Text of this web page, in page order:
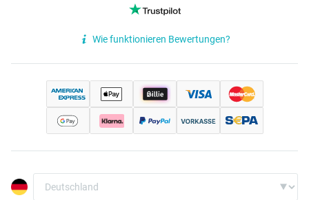
Wie funktionieren Bewertungen?